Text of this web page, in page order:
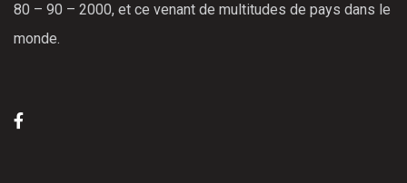
80 – 90 – 2000, et ce venant de multitudes de pays dans le
monde.